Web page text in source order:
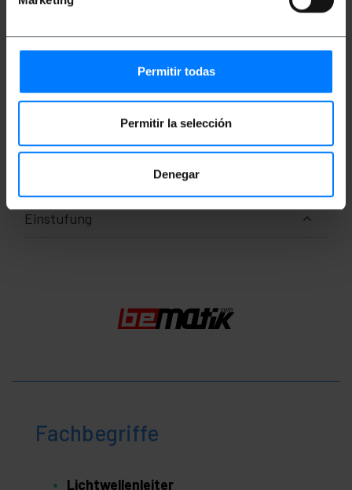
Permitir todas
Permitir la selección
Denegar
Smoke Halogen Free). Abschnitt des zentralen Kerns
(um). Gesamtabschnitt jedes 3,0-mm-Kabels
(einschließlich Kevlarfaser und orangefarbener
Gewicht: 240 g
Einstufung
Fachbegriffe
Lichtwellenleiter